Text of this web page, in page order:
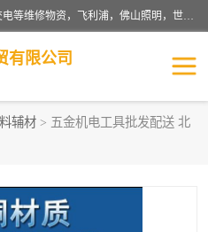
专业配送水暖器材、光源灯具、五金交电等维修物资，飞利浦，佛山照明，世达，博世，九牧，特陶等各产品涉及国内外知名品牌。公司专注与物业、学校、酒店、工厂等单位合作，提供一站式配送服务，降低客户综合成本。依托电子商务改变传统模式，以专业的团队为客户提供24H物资配送到达，货到月结、统一开票，便捷退换等服务，提高了企业的运营效率。
有限公司
辅材 > 五金机电工具批发配送 北
涂料辅材